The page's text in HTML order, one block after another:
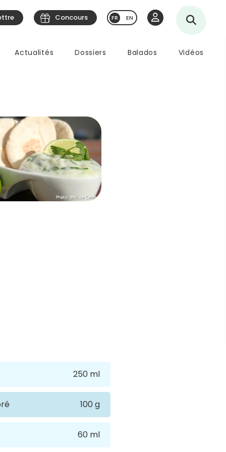
Actualités Dossiers Balados Vidéos
Concours EN
250 ml
100 g
60 ml